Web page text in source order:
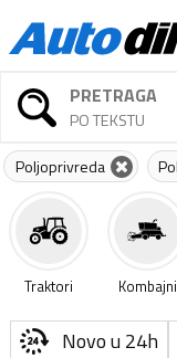
PRETRAGA
PO TEKSTU
Poljoprivreda
Traktori Kombajni
Novo u 24h